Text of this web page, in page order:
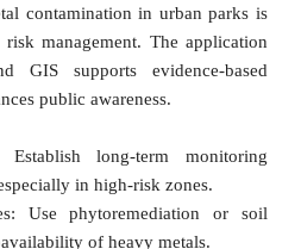
contamination in urban parks is
management. The application
GIS supports evidence-based
public awareness.
long-term monitoring
in high-risk zones.
Use phytoremediation or soil
of heavy metals.